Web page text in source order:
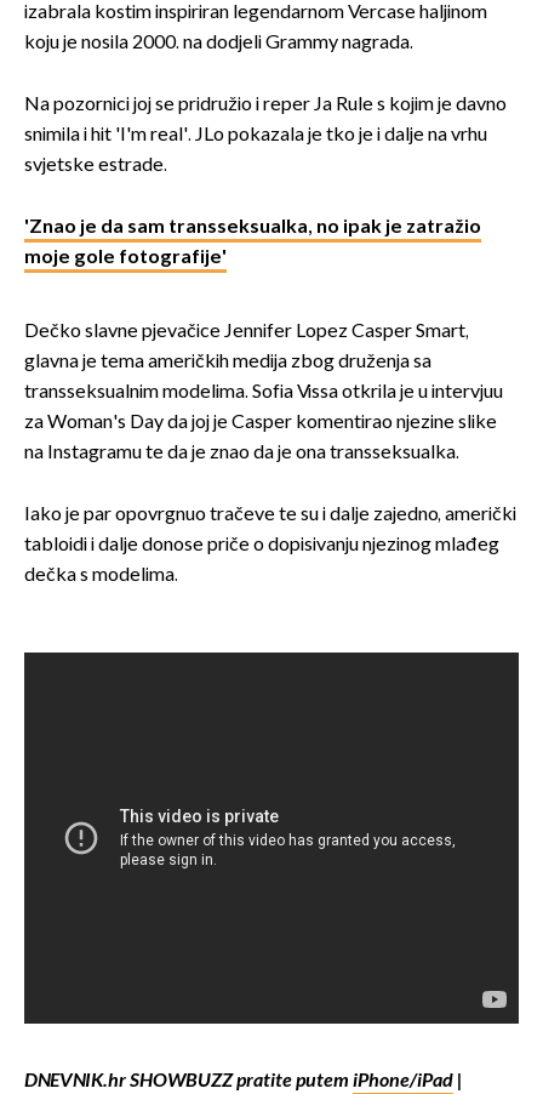
izabrala kostim inspiriran legendarnom Vercase haljinom
koju je nosila 2000. na dodjeli Grammy nagrada.
Na pozornici joj se pridružio i reper Ja Rule s kojim je davno
snimila i hit 'I'm real'. JLo pokazala je tko je i dalje na vrhu
svjetske estrade.
'Znao je da sam transseksualka, no ipak je zatražio
moje gole fotografije'
Dečko slavne pjevačice Jennifer Lopez Casper Smart,
glavna je tema američkih medija zbog druženja sa
transseksualnim modelima. Sofia Vissa otkrila je u intervjuu
za Woman's Day da joj je Casper komentirao njezine slike
na Instagramu te da je znao da je ona transseksualka.
Iako je par opovrgnuo tračeve te su i dalje zajedno, američki
tabloidi i dalje donose priče o dopisivanju njezinog mlađeg
dečka s modelima.
DNEVNIK.hr SHOWBUZZ pratite putem iPhone/iPad |